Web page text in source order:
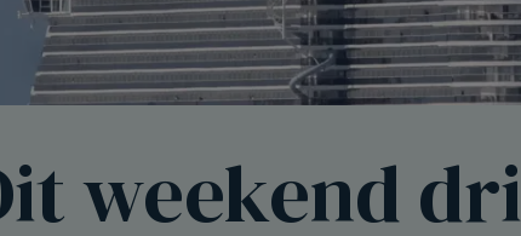
weekend